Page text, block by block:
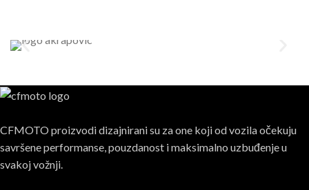
CFMOTO proizvodi dizajnirani su za one koji od vozila očekuju
savršene performanse, pouzdanost i maksimalno uzbuđenje u
svakoj vožnji.